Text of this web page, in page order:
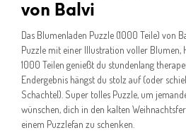
von Balvi
Das Blumenladen Puzzle (1000 Teile) von
Puzzle mit einer Illustration voller Blumen,
1000 Teilen genießt du stundenlang
Endergebnis hängst du stolz auf (oder
Schachtel). Super tolles Puzzle, um
wünschen, dich in den kalten
einem Puzzlefan zu schenken.